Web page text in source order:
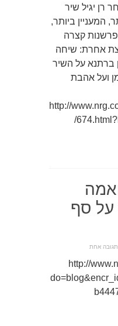
רן יגיל שיר
המעניין ביותר,
פרשנות קצרה
אחרת: שיחה
ברתנא על השיר
ועל אהבת
http://
/
על סף
תגובה אחת
http://